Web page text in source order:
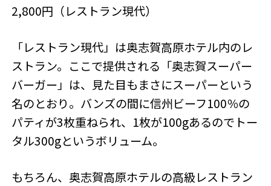
2,800円（レストラン現代）
「レストラン現代」は奥志賀高原ホテル内のレ
ストラン。ここで提供される「奥志賀スーパー
バーガー」は、見た目もまさにスーパーという
名のとおり。バンズの間に信州ビーフ100％の
パティが3枚重ねられ、1枚が100gあるのでトー
タル300gというボリューム。
もちろん、奥志賀高原ホテルの高級レストラン